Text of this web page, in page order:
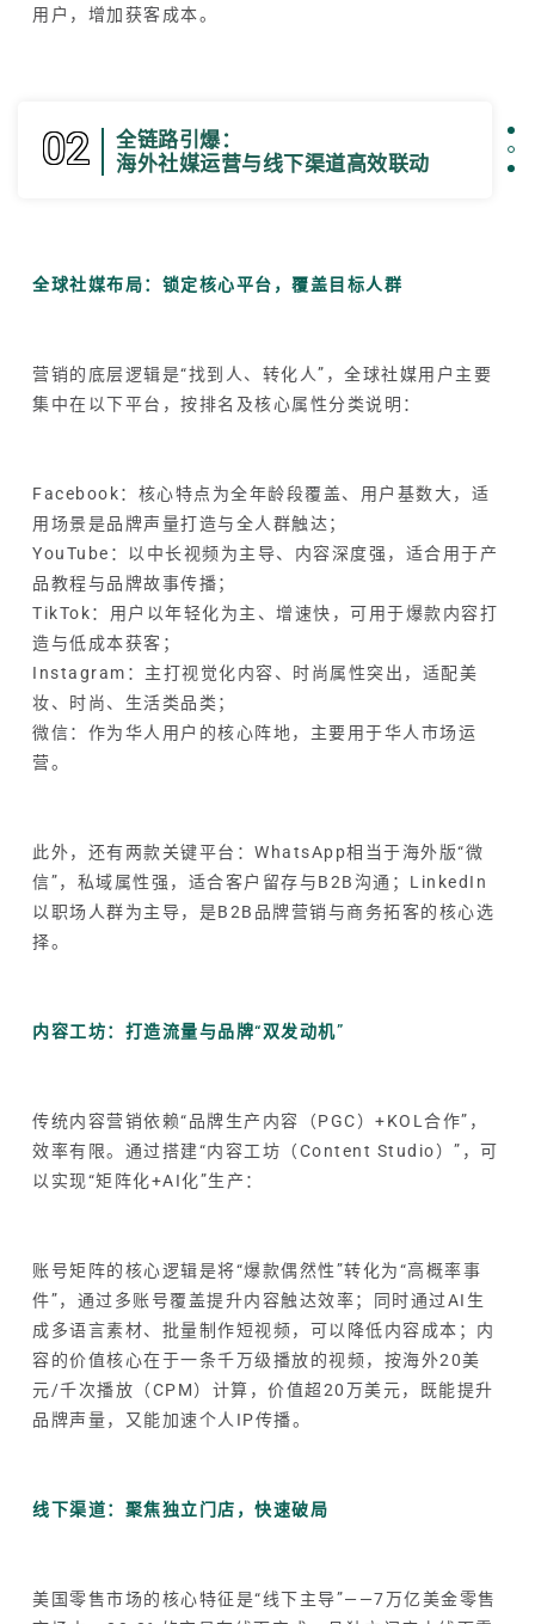
用户，增加获客成本。
02
全链路引爆：
海外社媒运营与线下渠道高效联动
全球社媒布局：锁定核心平台，覆盖目标人群
营销的底层逻辑是“找到人、转化人”，全球社媒用户主要
集中在以下平台，按排名及核心属性分类说明：
Facebook：核心特点为全年龄段覆盖、用户基数大，适
用场景是品牌声量打造与全人群触达；
YouTube：以中长视频为主导、内容深度强，适合用于产
品教程与品牌故事传播；
TikTok：用户以年轻化为主、增速快，可用于爆款内容打
造与低成本获客；
Instagram：主打视觉化内容、时尚属性突出，适配美
妆、时尚、生活类品类；
微信：作为华人用户的核心阵地，主要用于华人市场运
营。
此外，还有两款关键平台：WhatsApp相当于海外版“微
信”，私域属性强，适合客户留存与B2B沟通；LinkedIn
以职场人群为主导，是B2B品牌营销与商务拓客的核心选
择。
内容工坊：打造流量与品牌“双发动机”
传统内容营销依赖“品牌生产内容（PGC）+KOL合作”，
效率有限。通过搭建“内容工坊（Content Studio）”，可
以实现“矩阵化+AI化”生产：
账号矩阵的核心逻辑是将“爆款偶然性”转化为“高概率事
件”，通过多账号覆盖提升内容触达效率；同时通过AI生
成多语言素材、批量制作短视频，可以降低内容成本；内
容的价值核心在于一条千万级播放的视频，按海外20美
元/千次播放（CPM）计算，价值超20万美元，既能提升
品牌声量，又能加速个人IP传播。
线下渠道：聚焦独立门店，快速破局
美国零售市场的核心特征是“线下主导”——7万亿美金零售